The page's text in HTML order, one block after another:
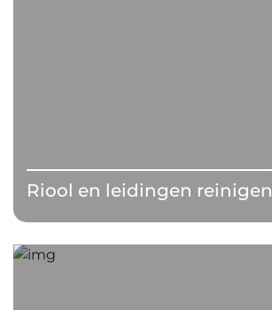
Riool en leidingen reinigen